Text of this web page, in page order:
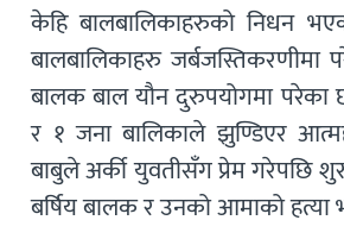
केहि बालबालिकाहरुको निधन
बालबालिकाहरु जर्बजस्तिकरणीमा
बालक बाल यौन दुरुपयोगमा
र १ जना बालिकाले झुण्डिएर
बाबुले अर्की युवतीसँग प्रेम गरेपछि
बर्षिय बालक र उनको आमाको